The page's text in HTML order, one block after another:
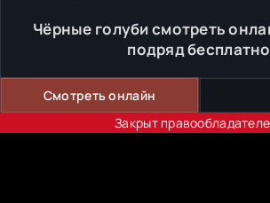
Чёрные голуби смотреть
подряд бесплатно
Смотреть онлайн
Закрыт